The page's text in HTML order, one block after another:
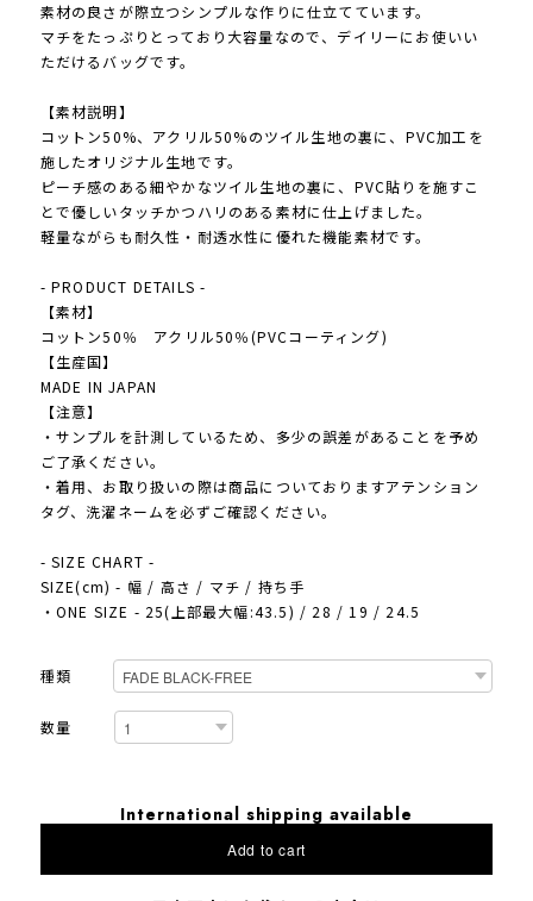
素材の良さが際立つシンプルな作りに仕立てています。
マチをたっぷりとっており大容量なので、デイリーにお使いい
ただけるバッグです。
【素材説明】
コットン50%、アクリル50%のツイル生地の裏に、PVC加工を
施したオリジナル生地です。
ピーチ感のある細やかなツイル生地の裏に、PVC貼りを施すこ
とで優しいタッチかつハリのある素材に仕上げました。
軽量ながらも耐久性・耐透水性に優れた機能素材です。
- PRODUCT DETAILS -
【素材】
コットン50％ アクリル50％(PVCコーティング)
【生産国】
MADE IN JAPAN
【注意】
・サンプルを計測しているため、多少の誤差があることを予め
ご了承ください。
・着用、お取り扱いの際は商品についておりますアテンション
タグ、洗濯ネームを必ずご確認ください。
- SIZE CHART -
SIZE(cm) - 幅 / 高さ / マチ / 持ち手
・ONE SIZE - 25(上部最大幅:43.5) / 28 / 19 / 24.5
種類
数量
International shipping available
Add to cart